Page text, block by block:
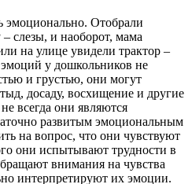
эмоционально. Отобрали
слезы, и наоборот, мама
на улице увидели трактор –
у дошкольников не
и грустью, они могут
досаду, восхищение и другие
всегда они являются
развитым эмоциональным
на вопрос, что они чувствуют
они испытывают трудности в
внимания на чувства
интерпретируют их эмоции.